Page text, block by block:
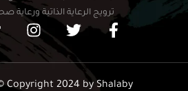
ترويج الرعاية الذاتية ورعاية
Copyright 2024 by Shalaby